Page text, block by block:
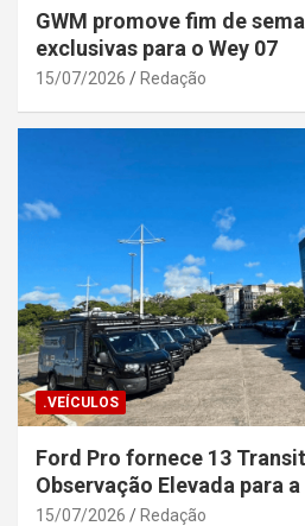
GWM promove fim de
exclusivas para o Wey 07
15/07/2026 Redação
.VEÍCULOS
Ford Pro fornece 13
Observação Elevada para
Segurança Pública da Bahia
15/07/2026 Redação